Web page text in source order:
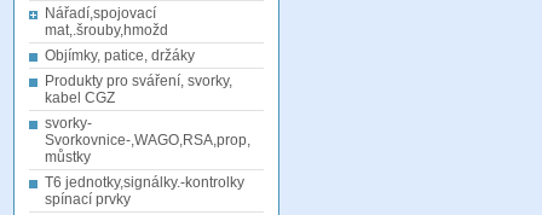
Nářadí,spojovací
mat,.šrouby,hmožd
Objímky, patice, držáky
Produkty pro sváření, svorky,
kabel CGZ
svorky-
Svorkovnice-,WAGO,RSA,prop,
můstky
T6 jednotky,signálky.-kontrolky
spínací prvky